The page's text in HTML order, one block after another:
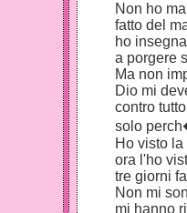
Non ho
fatto del
ho
a porgere
Ma non
Dio mi
contro
solo
Ho visto
ora l'ho
tre giorni fa
Non mi
mi hanno